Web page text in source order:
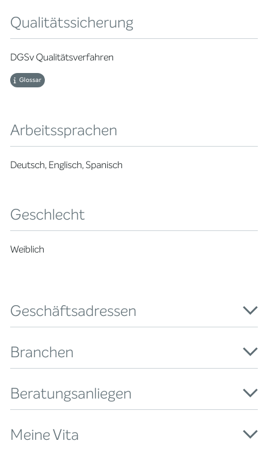
Qualitätssicherung
DGSv Qualitätsverfahren
Glossar
Arbeitssprachen
Deutsch, Englisch, Spanisch
Geschlecht
Weiblich
Geschäftsadressen
Branchen
Beratungsanliegen
Meine Vita